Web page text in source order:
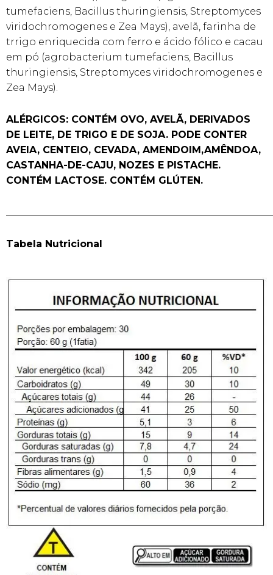
tumefaciens, Bacillus thuringiensis, Streptomyces
viridochromogenes e Zea Mays), avelã, farinha de
trrigo enriquecida com ferro e ácido fólico e cacau
em pó (agrobacterium tumefaciens, Bacillus
thuringiensis, Streptomyces viridochromogenes e
Zea Mays).
ALÉRGICOS: CONTÉM OVO, AVELÃ, DERIVADOS
DE LEITE, DE TRIGO E DE SOJA. PODE CONTER
AVEIA, CENTEIO, CEVADA, AMENDOIM,AMÊNDOA,
CASTANHA-DE-CAJU, NOZES E PISTACHE.
CONTÉM LACTOSE. CONTÉM GLÚTEN.
Tabela Nutricional